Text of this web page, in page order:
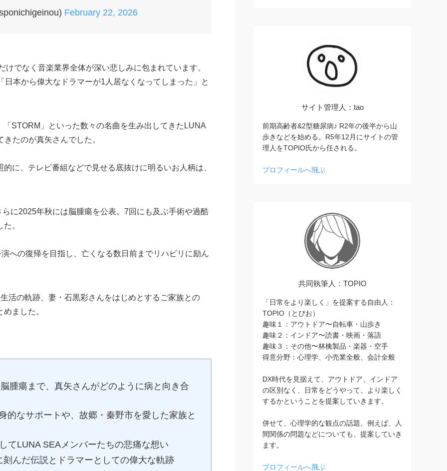
February 22, 2026
でなく音楽業界全体が深い悲しみに包まれています。
本から偉大なドラマーが1人居なくなってしまった」と
STORM」といった数々の名曲を生み出してきたLUNA
たのが真矢さんでした。
に、テレビ番組などで見せる底抜けに明るいお人柄は、
に2025年秋には脳腫瘍を公表。7回にも及ぶ手術や過酷
。
への復帰を目指し、亡くなる数日前までリハビリに励ん
活の軌跡、妻・石黒彩さんをはじめとするご家族との
ました。
腫瘍まで、真矢さんがどのように病と向き合
的なサポートや、故郷・秦野市を愛した家族と
てLUNA SEAメンバーたちの悲痛な想い
刻んだ伝説とドラマーとしての偉大な軌跡
サイト管理人：tao
前期高齢者&2型糖尿病♪ R2年の後半から山
歩きなどを始める。R5年12月にサイトの管
理人をTOPIO氏から任される。
プロフィールへ飛ぶ
共同執筆人：TOPIO
「日常をより楽しく」を提案する自由人：
TOPIO（とぴお）
趣味１：アウトドア〜自転車・山歩き
趣味２：インドア〜読書・映画・落語
趣味３：その他〜林檎製品・楽器・空手
得意分野：心理学、小売業全般、会計全般
DX時代を見据えて、アウトドア、インドア
の区別なく、日常をどうやって、より楽しく
するかということを提案していきます。
併せて、心理学的な観点の話題、例えば、人
間関係の問題などについても、提案していき
ます。
プロフィールへ飛ぶ